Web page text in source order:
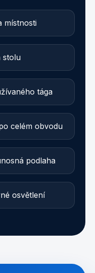
místnosti
stolu
tága
celém obvodu
podlaha
osvětlení